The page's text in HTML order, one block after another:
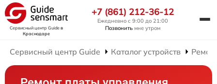
Сервисный центр Guideв
Краснодаре
+7 (861) 212-36-12
Ежедневно с 9:00 до 21:00
Позвонить мне утром
Сервисный центр Guide Каталог устройств